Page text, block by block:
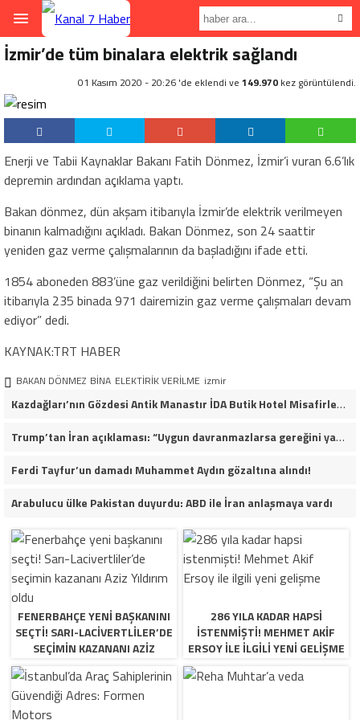
İzmir’de tüm binalara elektrik sağlandı
01 Kasım 2020 - 20:26 'de eklendi ve 149.970 kez görüntülendi.
Enerji ve Tabii Kaynaklar Bakanı Fatih Dönmez, İzmir’i vuran 6.6’lık
depremin ardından açıklama yaptı.
Bakan dönmez, dün akşam itibarıyla İzmir’de elektrik verilmeyen
binanın kalmadığını açıkladı. Bakan Dönmez, son 24 saattir
yeniden gaz verme çalışmalarının da başladığını ifade etti.
1854 aboneden 883’üne gaz verildiğini belirten Dönmez, “Şu an
itibarıyla 235 binada 971 dairemizin gaz verme çalışmaları devam
ediyor” dedi.
KAYNAK:TRT HABER
BAKAN DÖNMEZ BİNA ELEKTİRİK VERİLME izmir
Kazdağları’nın Gözdesi Antik Manastır İDA Butik Hotel Misafirlerinden Tam Not Alıyor
Trump’tan İran açıklaması: “Uygun davranmazlarsa gereğini yaparım”
Ferdi Tayfur’un damadı Muhammet Aydın gözaltına alındı!
Arabulucu ülke Pakistan duyurdu: ABD ile İran anlaşmaya vardı
FENERBAHÇE YENI BAŞKANINI
SEÇTI! SARI-LACIVERTLILER’DE
SEÇIMIN KAZANANI AZIZ
286 YILA KADAR HAPSI
ISTENMIŞTI! MEHMET AKIF
ERSOY ILE ILGILI YENI GELIŞME